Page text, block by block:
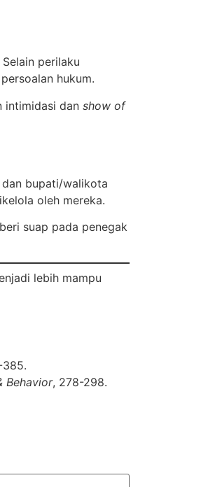
perilaku
hukum.
intimidasi dan show of
bupati/walikota
oleh mereka.
suap pada penegak
lebih mampu
Behavior, 278-298.